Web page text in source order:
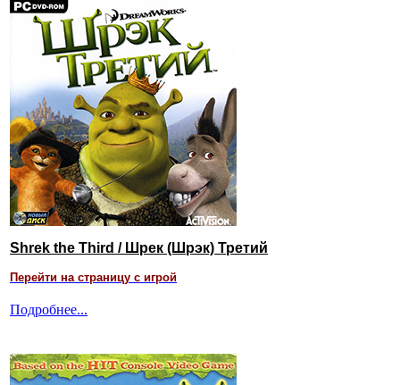
Shrek the Third / Шрек (Шрэк) Третий
Перейти на страницу с игрой
Подробнее...